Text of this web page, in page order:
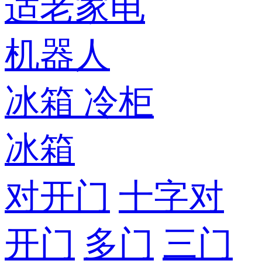
机器人
冰箱 冷柜
冰箱
对开门 十字对
开门 多门 三门